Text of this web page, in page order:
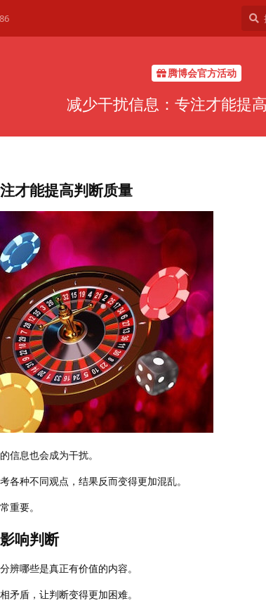
腾博会官方活动
减少干扰信息：专注才能提
才能提高判断质量
信息也会成为干扰。
各种不同观点，结果反而变得更加混乱。
重要。
响判断
辨哪些是真正有价值的内容。
矛盾，让判断变得更加困难。